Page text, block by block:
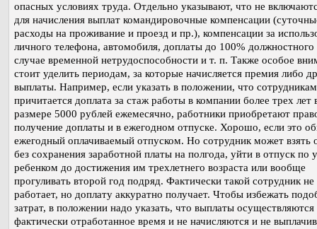
опасных условиях труда. Отдельно указывают, что не
для начисления выплат командировочные компенсации
расходы на проживание и проезд и пр.), компенсации за
личного телефона, автомобиля, доплаты до 100% должностного
случае временной нетрудоспособности и т. п. Также особое
стоит уделить периодам, за которые начисляется премия либо
выплаты. Например, если указать в положении, что сотрудникам
причитается доплата за стаж работы в компании более трех лет
размере 5000 рублей ежемесячно, работники приобретают
получение доплаты и в ежегодном отпуске. Хорошо, если это
ежегодный оплачиваемый отпуском. Но сотрудник может взять
без сохранения заработной платы на полгода, уйти в отпуск по
ребенком до достижения им трехлетнего возраста или вообще
прогуливать второй год подряд. Фактически такой сотрудник не
работает, но доплату аккуратно получает. Чтобы избежать
затрат, в положении надо указать, что выплаты осуществляются
фактически отработанное время и не начисляются и не